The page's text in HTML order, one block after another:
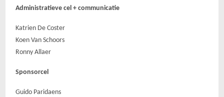
Administratieve cel + communicatie
Katrien De Coster
Koen Van Schoors
Ronny Allaer
Sponsorcel
Guido Paridaens